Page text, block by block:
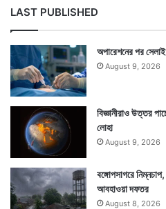
LAST PUBLISHED
অপারেশনের পর
August 9, 2026
বিজ্ঞানীরাও উত্তর
লোহা
August 9, 2026
বঙ্গোপসাগরে
আবহাওয়া দফতর
August 8, 2026